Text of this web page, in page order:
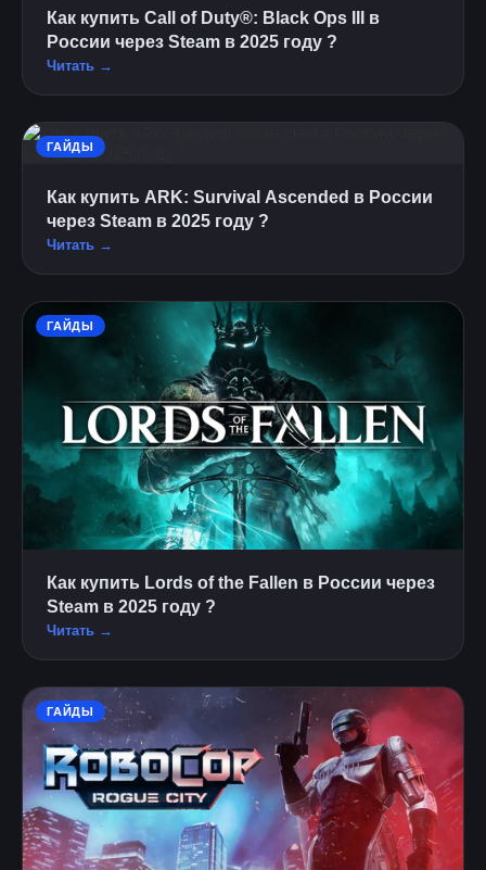
Как купить Call of Duty®: Black Ops III в
России через Steam в 2025 году ?
Читать →
ГАЙДЫ
Как купить ARK: Survival Ascended в России
через Steam в 2025 году ?
Читать →
ГАЙДЫ
Как купить Lords of the Fallen в России через
Steam в 2025 году ?
Читать →
ГАЙДЫ